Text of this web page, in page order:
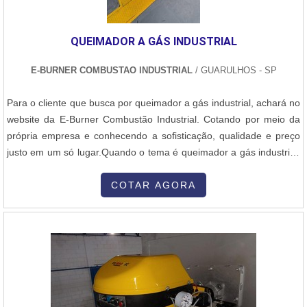
QUEIMADOR A GÁS INDUSTRIAL
E-BURNER COMBUSTAO INDUSTRIAL / GUARULHOS - SP
Para o cliente que busca por queimador a gás industrial, achará no
website da E-Burner Combustão Industrial. Cotando por meio da
própria empresa e conhecendo a sofisticação, qualidade e preço
justo em um só lugar.Quando o tema é queimador a gás industrial,
Industrial encontramos excelente custo-benefício e
Industrial objetiva sua energia em proporcionar aos clientes uma
atividades e sala de treinamento com materiais sofisticados, tudo
para oferecer queimador a gás industrial com ótima qualidade.Há
muitas maneiras eficientes de uma empresa demonstrar
COTAR AGORA